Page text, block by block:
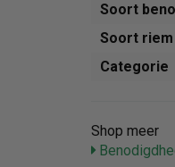
Soort
Soort riem
Categorie
Shop meer